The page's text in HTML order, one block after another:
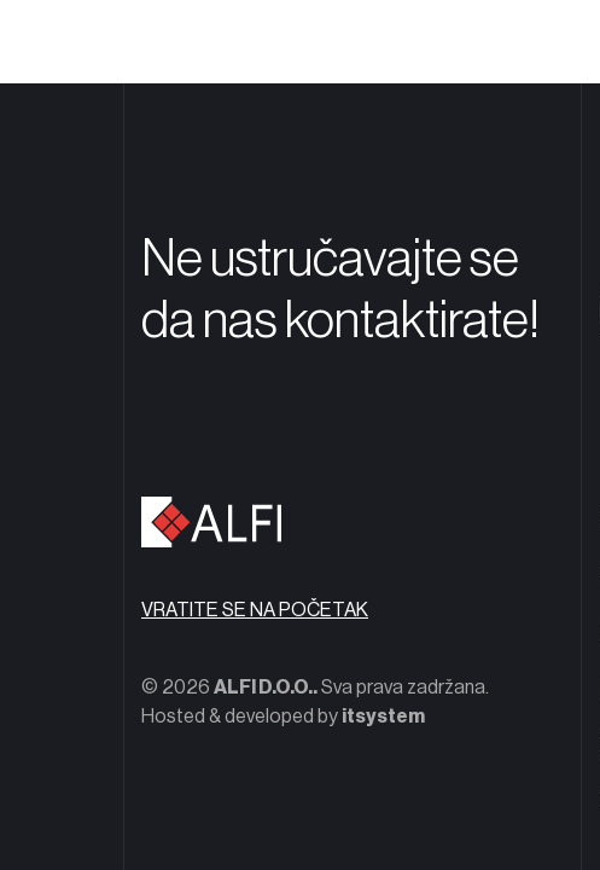
Novosti
Ne ustručavajte se
da nas kontaktirate!
VRATITE SE NA POČETAK
© 2026 ALFI D.O.O..Sva prava zadržana.
Hosted & developed by itsystem